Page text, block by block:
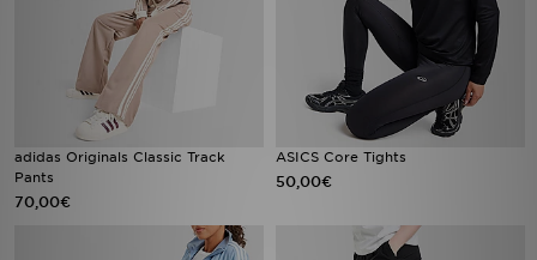
adidas Originals Classic Track
Pants
70,00€
ASICS Core Tights
50,00€